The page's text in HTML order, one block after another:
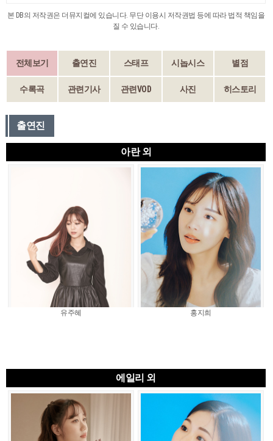
본 DB의 저작권은 더뮤지컬에 있습니다. 무단 이용시 저작권법 등에 따라 법적 책임을
질 수 있습니다.
전체보기 출연진 스태프 시놉시스 별점
수록곡 관련기사 관련VOD 사진 히스토리
출연진
아란 외
유주혜 홍지희
에일리 외